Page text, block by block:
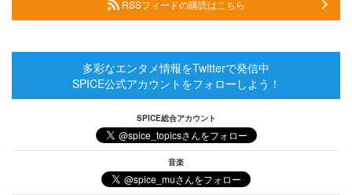
RSSフィードの購読はこちら
多彩なエンタメ情報をTwitterで発信中
SPICE公式アカウントをフォローしよう！
SPICE総合アカウント
音楽